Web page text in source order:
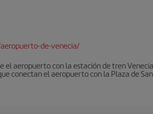
de-venecia/
el aeropuerto con la estación de tren
conectan el aeropuerto con la Plaza de